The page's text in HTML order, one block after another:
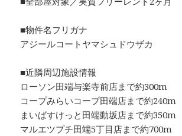
■物件名フリガナ
アジールコートヤマシュドウザカ
■近隣周辺施設情報
ローソン田端与楽寺前店まで約300m
コープみらいコープ田端店まで約240m
まいばすけっと田端動坂店まで約350m
マルエツプチ田端5丁目店まで約700m